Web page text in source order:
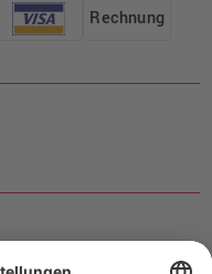
Rechnung